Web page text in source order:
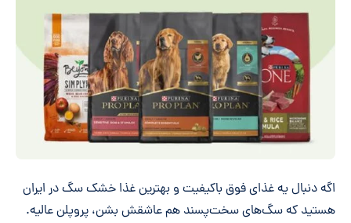
اگه دنبال یه غذای فوق باکیفیت و بهترین غذا خشک سگ در ایران
هستید که سگ‌های سخت‌پسند هم عاشقش بشن، پروپلن عالیه.